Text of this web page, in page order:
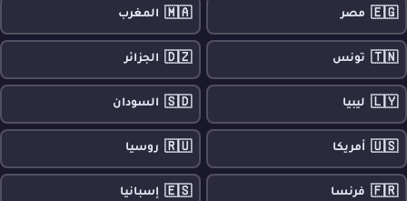
🇪🇬 مصر 🇲🇦 المغرب
🇹🇳 تونس 🇩🇿 الجزائر
🇱🇾 ليبيا 🇸🇩 السودان
🇺🇸 أمريكا 🇷🇺 روسيا
🇫🇷 فرنسا 🇪🇸 إسبانيا